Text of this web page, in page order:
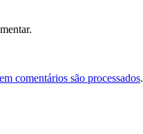
comentários são processados.